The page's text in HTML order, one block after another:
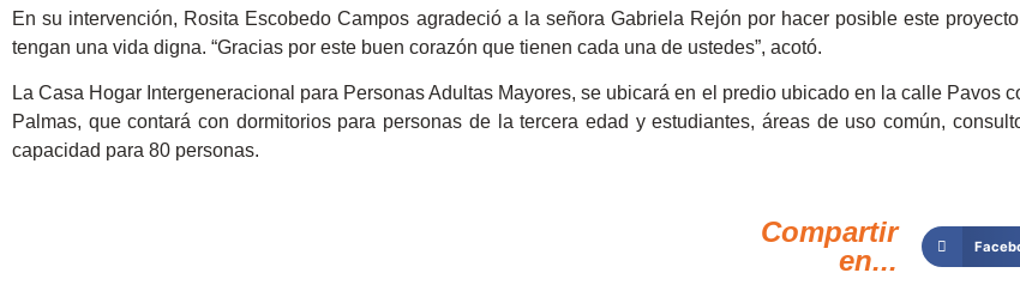
En su intervención, Rosita Escobedo Campos agradeció a la señora Gabriela Rejón por hacer posible este
tengan una vida digna. “Gracias por este buen corazón que tienen cada una de ustedes”, acotó.
La Casa Hogar Intergeneracional para Personas Adultas Mayores, se ubicará en el predio ubicado en la calle Pavos
Palmas, que contará con dormitorios para personas de la tercera edad y estudiantes, áreas de uso común,
capacidad para 80 personas.
Compartir
en...